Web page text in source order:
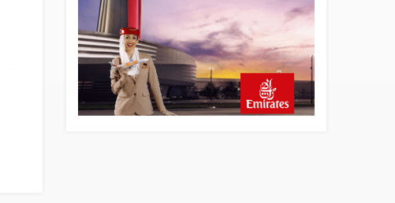
DHL uçağı havada cisimle
çarpıştı, havalimanında
patlayıcı drone bulundu
6 saat önce
Üniformasız Disiplin: Kabin